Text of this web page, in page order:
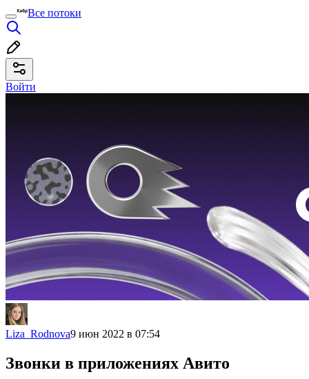
Все потоки
Войти
Liza_Rodnova9 июн 2022 в 07:54
Звонки в приложениях Авито